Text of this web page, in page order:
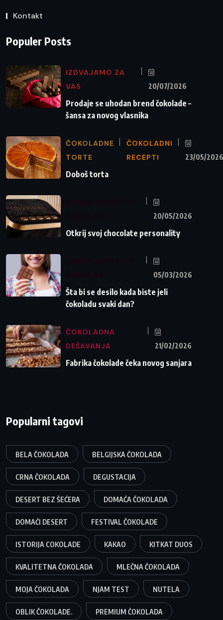
Kontakt
Populer Posts
IZDVAJAMO ZA
VAS
20/07/2026
Prodaje se uhodan brend čokolade –
šansa za novog vlasnika
ČOKOLADNE
TORTE
ČOKOLADNI
RECEPTI
23/05/2026
Doboš torta
20/05/2026
Otkrij svoj chocolate personality
05/03/2026
Šta bi se desilo kada biste jeli
čokoladu svaki dan?
ČOKOLADNA
DEŠAVANJA
21/02/2026
Fabrika čokolade čeka novog sanjara
Popularni tagovi
BELA ČOKOLADA BELGIJSKA ČOKOLADA
CRNA ČOKOLADA DEGUSTACIJA
DESERT BEZ ŠEĆERA DOMAĆA ČOKOLADA
DOMAĆI DESERT FESTIVAL ČOKOLADE
ISTORIJA COKOLADE KAKAO KITKAT DUOS
KVALITETNA ČOKOLADA MLEČNA ČOKOLADA
MOJA ČOKOLADA NJAM TEST NUTELA
OBLIK ČOKOLADE. PREMIUM ČOKOLADA